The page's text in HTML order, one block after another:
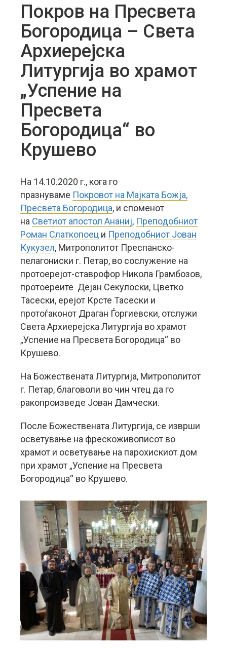
Покров на Пресвета
Богородица – Света
Архиерејска
Литургија во храмот
„Успение на
Пресвета
Богородица“ во
Крушево
На 14.10.2020 г., кога го
празнуваме Покровот на Мајката Божја,
Пресвета Богородица, и споменот
на Светиот апостол Ананиј, Преподобниот
Роман Слаткопоец и Преподобниот Јован
Кукузел, Митрополитот Преспанско-
пелагониски г. Петар, во сослужение на
протоерејот-ставрофор Никола Грамбозов,
протоереите Дејан Секулоски, Цветко
Тасески, ерејот Крсте Тасески и
протоѓаконот Драган Ѓоргиевски, отслужи
Света Архиерејска Литургија во храмот
„Успение на Пресвета Богородица“ во
Крушево.
На Божествената Литургија, Митрополитот
г. Петар, благоволи во чин чтец да го
ракопроизведе Јован Дамчески.
После Божествената Литургија, се изврши
осветување на фрескоживописот во
храмот и осветување на парохискиот дом
при храмот „Успение на Пресвета
Богородица“ во Крушево.